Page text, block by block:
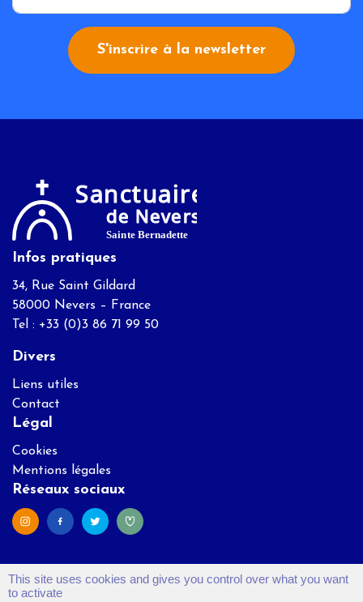
S'inscrire à la newsletter
Infos pratiques
34, Rue Saint Gildard
58000 Nevers – France
Tel : +33 (0)3 86 71 99 50
Divers
Liens utiles
Contact
Légal
Cookies
Mentions légales
Réseaux sociaux
This site uses cookies and gives you control over what you want
to activate